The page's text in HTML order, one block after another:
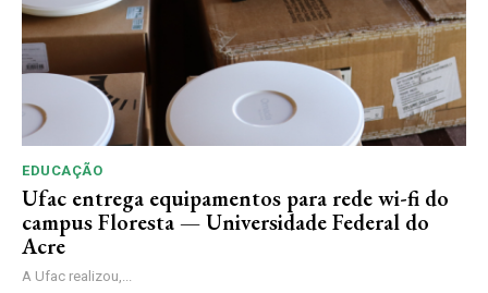
EDUCAÇÃO
Ufac entrega equipamentos para rede wi-fi do
campus Floresta — Universidade Federal do
Acre
A Ufac realizou,...